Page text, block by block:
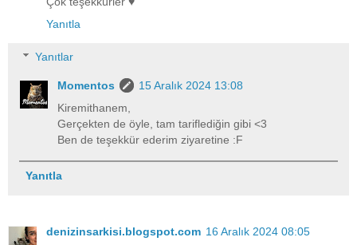
Yanıtla
Yanıtlar
Momentos
15 Aralık 2024 13:08
Kiremithanem,
Gerçekten de öyle, tam tariflediğin gibi <3
Ben de teşekkür ederim ziyaretine :F
Yanıtla
denizinsarkisi.blogspot.com 16 Aralık 2024 08:05